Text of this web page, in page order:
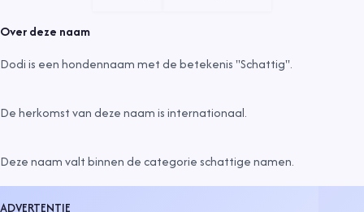
Over deze naam
Dodi is een hondennaam met de betekenis "Schattig".
De herkomst van deze naam isinternationaal.
Deze naam valt binnen de categorieschattige namen.
ADVERTENTIE